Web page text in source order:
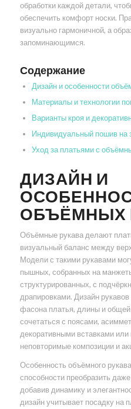
обработки каждой детали,
обеспечить комфорт носки.
визуально гармоничной, а
запоминающимся.
Содержание
Дизайн и особенности
Материалы и технологии
Варианты кроя и
Индивидуальный пошив на
Уход за платьями с
ДИЗАЙН И
ОБЪЁМНЫХ
Объёмные рукава делают
визуальный баланс между
Модели с такими рукавами
пышных, собранных на
структурированных, с
драпировками. Дизайн
фасона платья, длины и общей
сочетаться с поясами,
декоративными вставками или
неповторимые композиции и
Особенность объёмного
способности преобразить
добавив динамику и
дизайн учитывает посадку на